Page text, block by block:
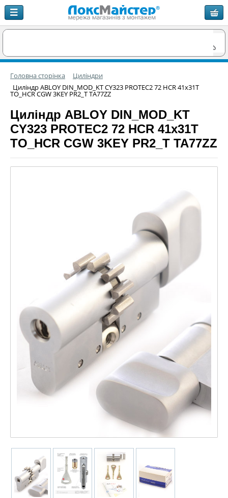
Головна сторінка
Циліндри
Циліндр ABLOY DIN_MOD_KT CY323 PROTEC2 72 HCR 41x31T
TO_HCR CGW 3KEY PR2_T TA77ZZ
Циліндр ABLOY DIN_MOD_KT
CY323 PROTEC2 72 HCR 41x31T
TO_HCR CGW 3KEY PR2_T TA77ZZ